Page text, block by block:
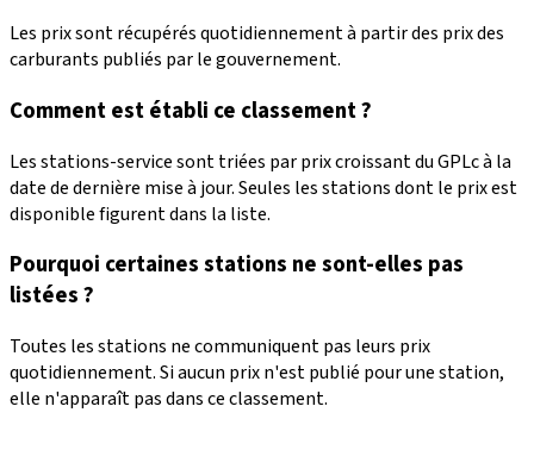
Les prix sont récupérés quotidiennement à partir des prix des
carburants publiés par le gouvernement.
Comment est établi ce classement ?
Les stations-service sont triées par prix croissant du GPLc à la
date de dernière mise à jour. Seules les stations dont le prix est
disponible figurent dans la liste.
Pourquoi certaines stations ne sont-elles pas
listées ?
Toutes les stations ne communiquent pas leurs prix
quotidiennement. Si aucun prix n'est publié pour une station,
elle n'apparaît pas dans ce classement.